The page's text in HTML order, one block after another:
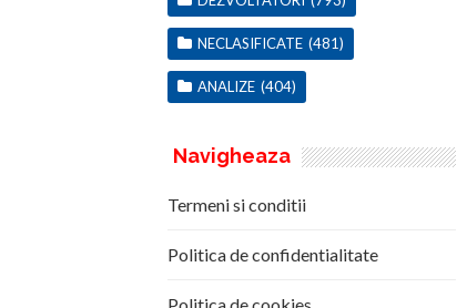
NECLASIFICATE (481)
ANALIZE (404)
Navigheaza
Termeni si conditii
Politica de confidentialitate